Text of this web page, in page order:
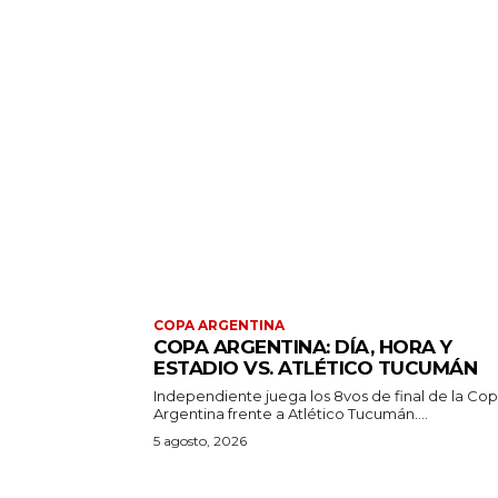
COPA ARGENTINA
COPA ARGENTINA: DÍA, HORA Y
ESTADIO VS. ATLÉTICO TUCUMÁN
Independiente juega los 8vos de final de la
Argentina frente a Atlético Tucumán....
5 agosto, 2026